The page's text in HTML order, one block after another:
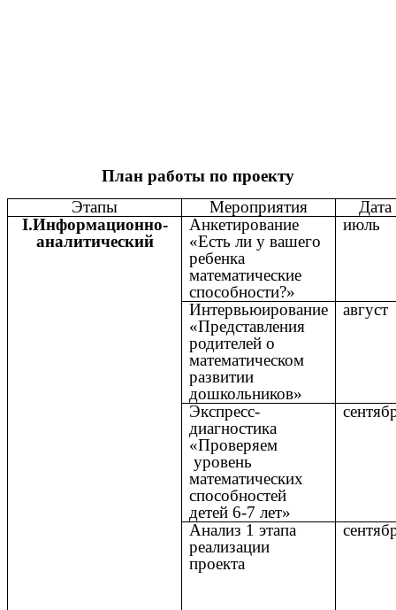
План работы по проекту
Этапы
Мероприятия
Дата
I.Информационно-
аналитический
Анкетирование
«Есть ли у вашего
ребенка
математические
способности?»
июль
Интервьюирование
«Представления
родителей о
математическом
развитии
дошкольников»
август
Экспресс-
диагностика
«Проверяем
уровень
математических
способностей
детей 6-7 лет»
Анализ 1 этапа
реализации
проекта